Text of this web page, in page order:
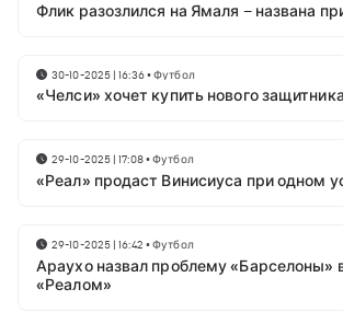
Флик разозлился на Ямаля – названа
30-10-2025 | 16:36•Футбол
«Челси» хочет купить нового защитника
29-10-2025 | 17:08•Футбол
«Реал» продаст Винисиуса при одном
29-10-2025 | 16:42 •Футбол
Араухо назвал проблему «Барселоны»
«Реалом»